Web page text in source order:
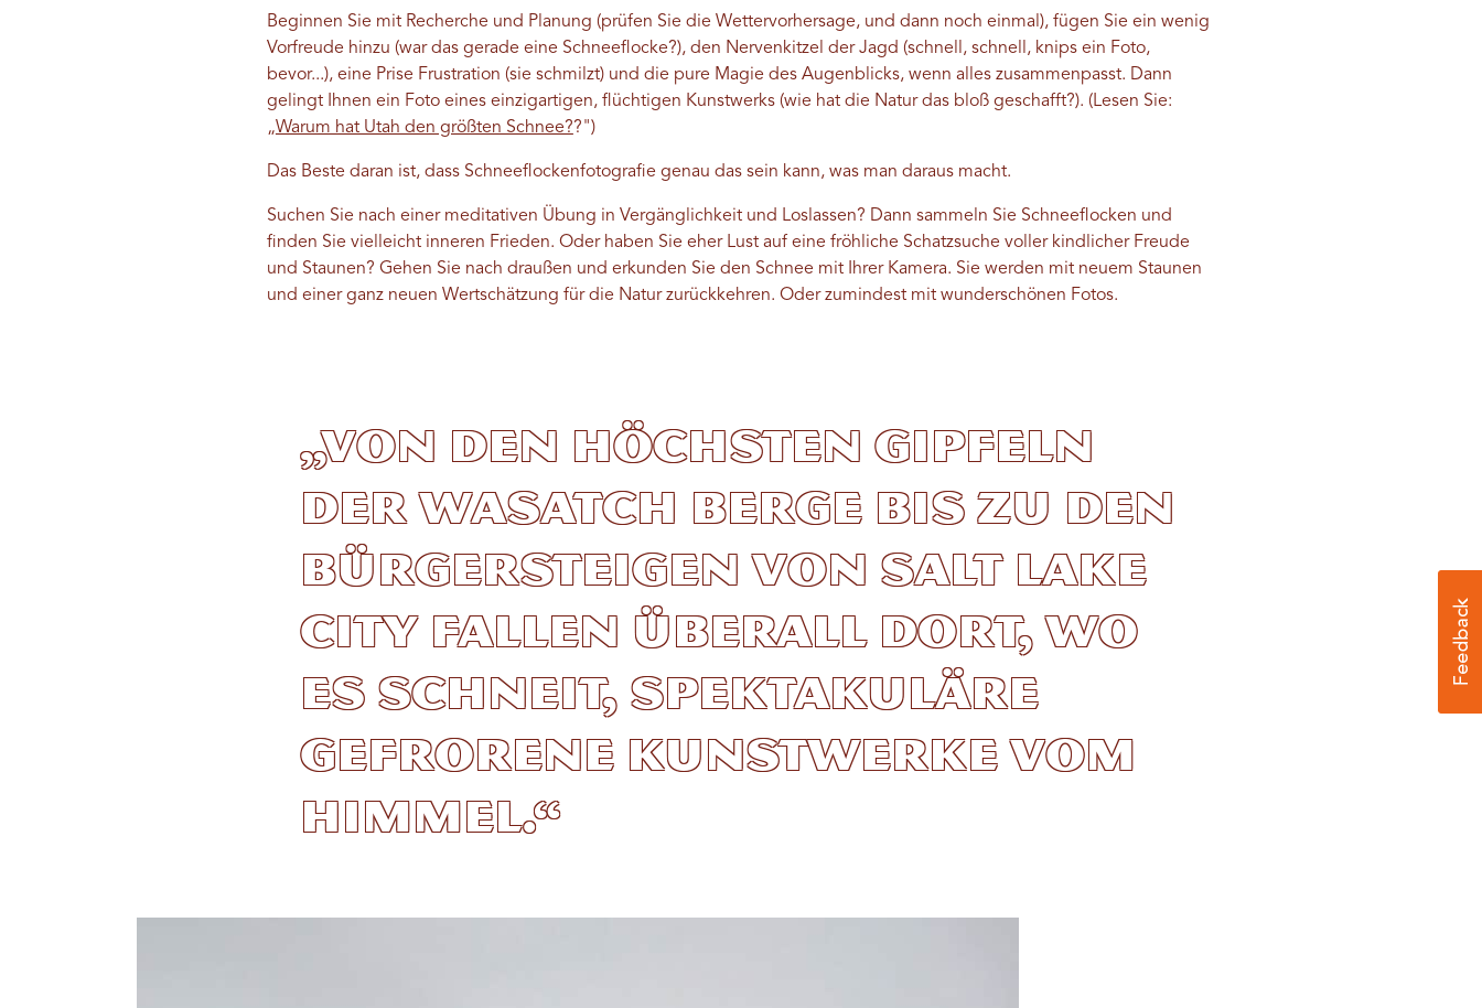
Beginnen Sie mit Recherche und Planung (prüfen Sie die Wettervorhersage, und dann noch einmal), fügen Sie ein wenig
Vorfreude hinzu (war das gerade eine Schneeflocke?), den Nervenkitzel der Jagd (schnell, schnell, knips ein Foto,
bevor...), eine Prise Frustration (sie schmilzt) und die pure Magie des Augenblicks, wenn alles zusammenpasst. Dann
gelingt Ihnen ein Foto eines einzigartigen, flüchtigen Kunstwerks (wie hat die Natur das bloß geschafft?). (Lesen Sie:
„Warum hat Utah den größten Schnee??")
Das Beste daran ist, dass Schneeflockenfotografie genau das sein kann, was man daraus macht.
Suchen Sie nach einer meditativen Übung in Vergänglichkeit und Loslassen? Dann sammeln Sie Schneeflocken und
finden Sie vielleicht inneren Frieden. Oder haben Sie eher Lust auf eine fröhliche Schatzsuche voller kindlicher Freude
und Staunen? Gehen Sie nach draußen und erkunden Sie den Schnee mit Ihrer Kamera. Sie werden mit neuem Staunen
und einer ganz neuen Wertschätzung für die Natur zurückkehren. Oder zumindest mit wunderschönen Fotos.
„Von den höchsten Gipfeln
der Wasatch Berge bis zu den
Bürgersteigen von Salt Lake
City fallen überall dort, wo
es schneit, spektakuläre
gefrorene Kunstwerke vom
Himmel.“